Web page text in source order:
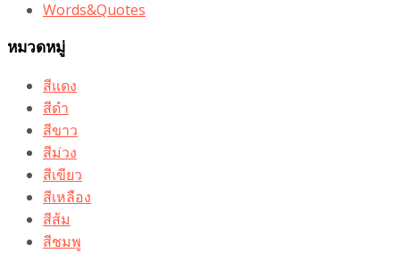
Words&Quotes
หมวดหมู่
สีแดง
สีดำ
สีขาว
สีม่วง
สีเขียว
สีเหลือง
สีส้ม
สีชมพู